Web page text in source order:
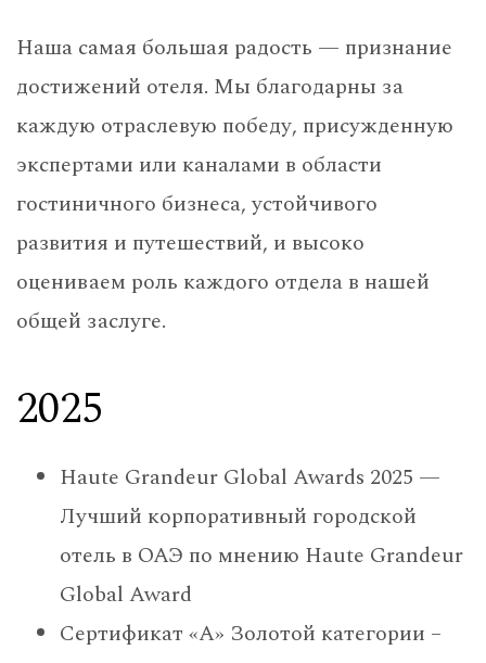
Наша самая большая радость — признание
достижений отеля. Мы благодарны за
каждую отраслевую победу, присужденную
экспертами или каналами в области
гостиничного бизнеса, устойчивого
развития и путешествий, и высоко
оцениваем роль каждого отдела в нашей
общей заслуге.
2025
Haute Grandeur Global Awards 2025 —
Лучший корпоративный городской
отель в ОАЭ по мнению Haute Grandeur
Global Award
Сертификат «A» Золотой категории –